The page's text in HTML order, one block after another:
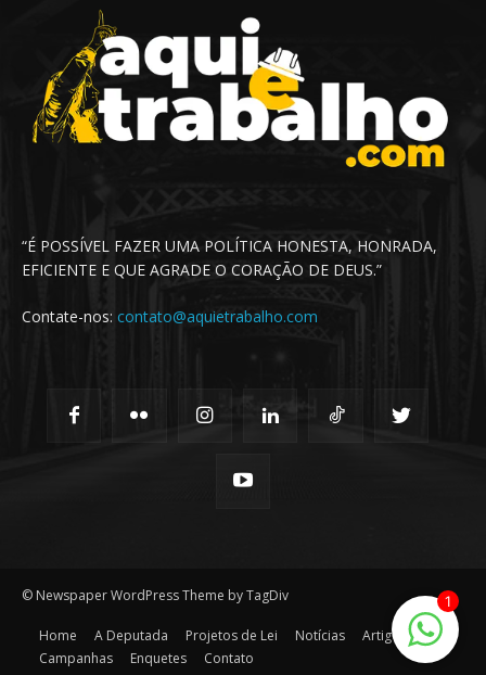
“É POSSÍVEL FAZER UMA POLÍTICA HONESTA, HONRADA,
EFICIENTE E QUE AGRADE O CORAÇÃO DE DEUS.”
Contate-nos: contato@aquietrabalho.com
© Newspaper WordPress Theme by TagDiv
Home A Deputada Projetos de Lei Notícias
Artigos
Campanhas
Enquetes Contato
1